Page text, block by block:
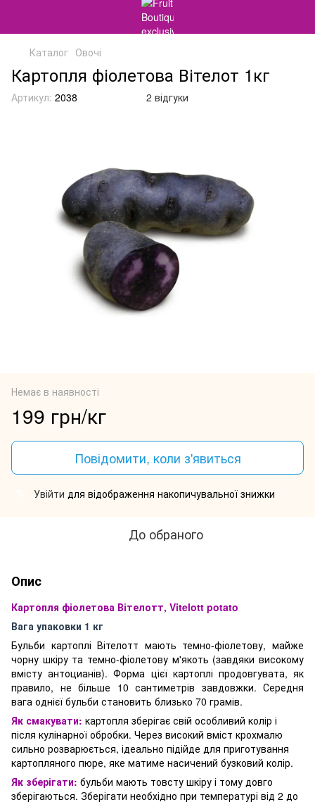
Каталог Овочі
Картопля фіолетова Вітелот 1кг
Артикул: 2038 2 відгуки
Немає в наявності
199 грн/кг
Повідомити, коли з'явиться
Увійти для відображення накопичувальної знижки
До обраного
Опис
Картопля фіолетова Вітелотт, Vitelott potato
Вага упаковки 1 кг
Бульби картоплі Вітелотт мають темно-фіолетову, майже
чорну шкіру та темно-фіолетову м'якоть (завдяки високому
вмісту антоцианів). Форма цієї картоплі продовгувата, як
правило, не більше 10 сантиметрів завдовжки. Середня
вага однієї бульби становить близько 70 грамів.
Як смакувати: картопля зберігає свій особливий колір і
після кулінарної обробки. Через високий вміст крохмалю
сильно розварюється, ідеально підійде для приготування
картопляного пюре, яке матиме насичений бузковий колір.
Як зберігати: бульби мають товсту шкіру і тому довго
зберігаються. Зберігати необхідно при температурі від 2 до